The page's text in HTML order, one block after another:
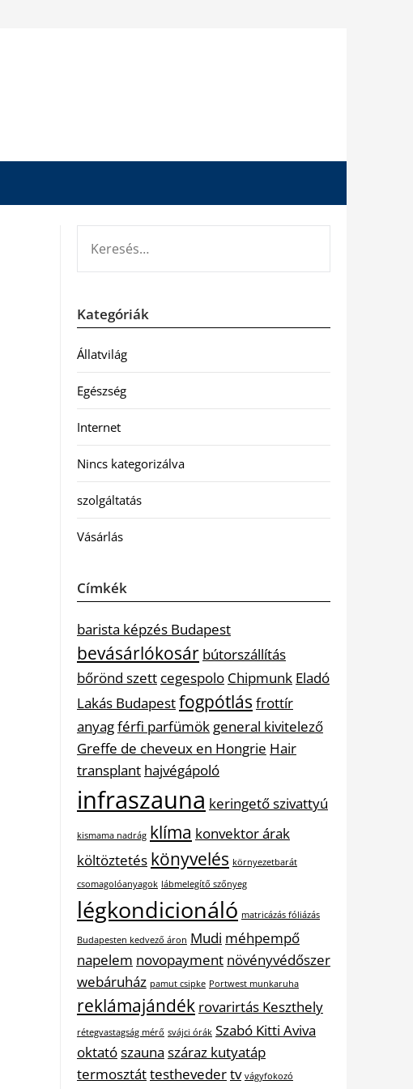
Kategóriák
Állatvilág
Egészség
Internet
Nincs kategorizálva
szolgáltatás
Vásárlás
Címkék
barista képzés Budapest
bevásárlókosár bútorszállítás
bőrönd szett cegespolo Chipmunk Eladó
Lakás Budapestfogpótlás frottír
anyagférfi parfümök general kivitelező
Greffe de cheveux en Hongrie Hair
transplant hajvégápoló
infraszauna keringető szivattyú
kismama nadrág klíma konvektor árak
költöztetés könyvelés környezetbarát
csomagolóanyagok lábmelegítő szőnyeg
légkondicionáló matricázás fóliázás
Budapesten kedvező áron Mudi méhpempő
napelem novopayment növényvédőszer
webáruház pamut csipke Portwest munkaruha
reklámajándék rovarirtás Keszthely
rétegvastagság mérő svájci órák Szabó Kitti Aviva
oktatószauna száraz kutyatáp
termosztáttesthevedertv vágyfokozó